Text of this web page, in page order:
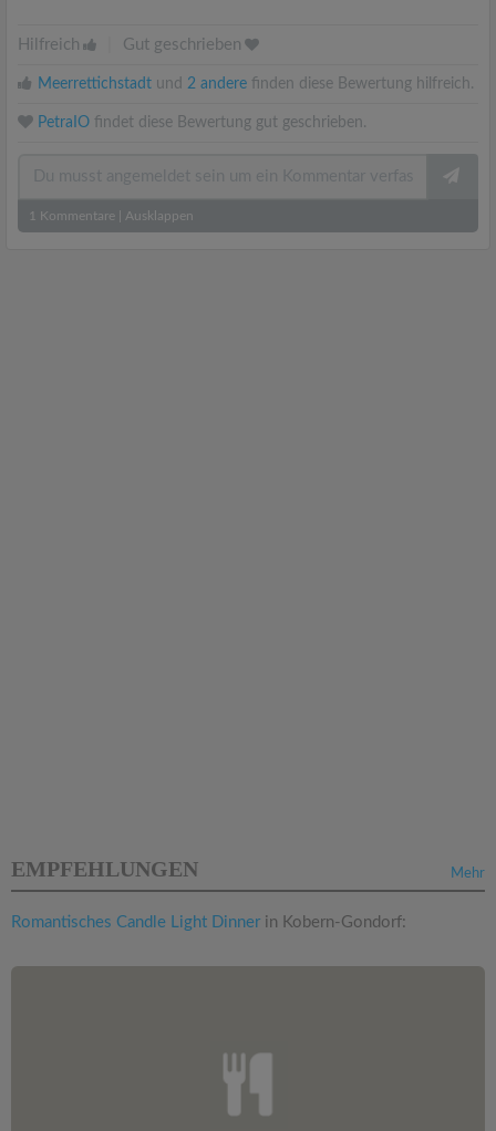
Hilfreich Gut geschrieben
Meerrettichstadt und 2 andere finden diese Bewertung hilfreich.
PetraIO findet diese Bewertung gut geschrieben.
1 Kommentare Ausklappen
Mehr
EMPFEHLUNGEN
Romantisches Candle Light Dinnerin Kobern-Gondorf: